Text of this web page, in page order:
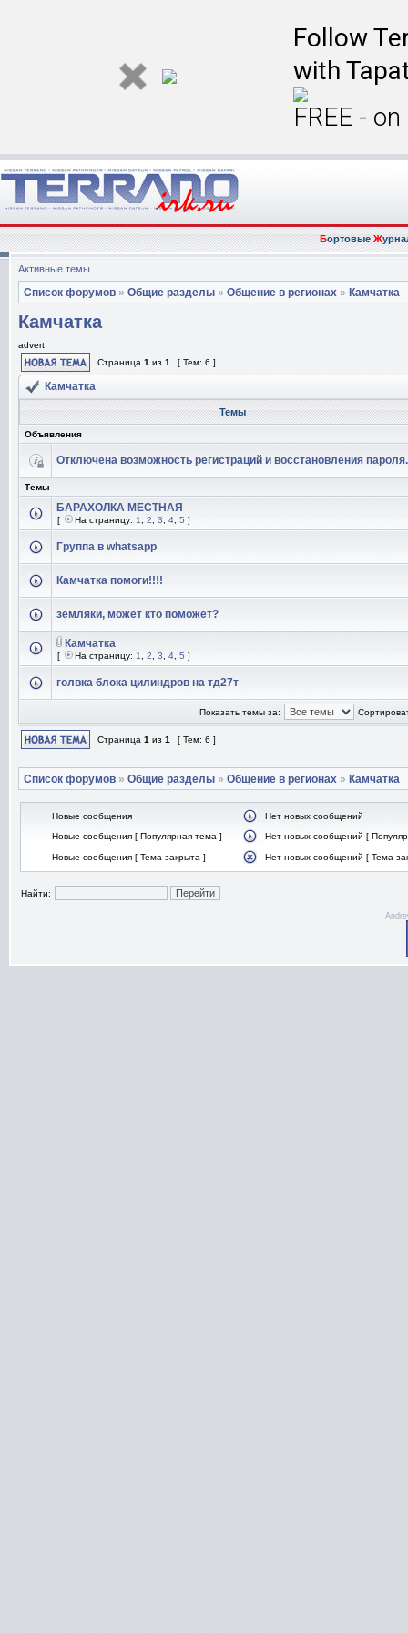
Follow
with
FREE -
БортовыеЖ
Активные темы
Список форумов » Общие разделы » Общение в регионах » Камчатка
Камчатка
advert
Страница 1 из 1 [ Тем: 6 ]
Камчатка
Темы
Объявления
Отключена возможность регистраций и восстановления пароля.
Темы
БАРАХОЛКА МЕСТНАЯ
[ На страницу: 1 2 3 4 5 ]
Группа в whatsapp
Камчатка помоги!!!!
земляки, может кто поможет?
Камчатка
[ На страницу: 1 2 3 4 5 ]
голвка блока цилиндров на тд27т
Показать темы за:
Страница 1 из 1 [ Тем: 6 ]
Список форумов » Общие разделы » Общение в регионах » Камчатка
Новые сообщения
Нет новых сообщений
Новые сообщения [ Популярная тема ]
Нет новых сообщений [
Новые сообщения [ Тема закрыта ] Нет новых сообщений [ Тема
Найти: